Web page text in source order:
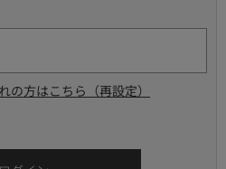
の方はこちら（再設定）